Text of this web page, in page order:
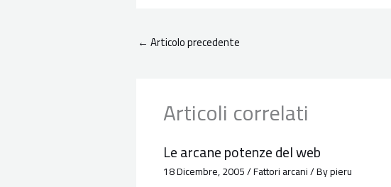
← Articolo precedente
Articoli correlati
Le arcane potenze del web
18 Dicembre, 2005/Fattori arcani/ Bypieru